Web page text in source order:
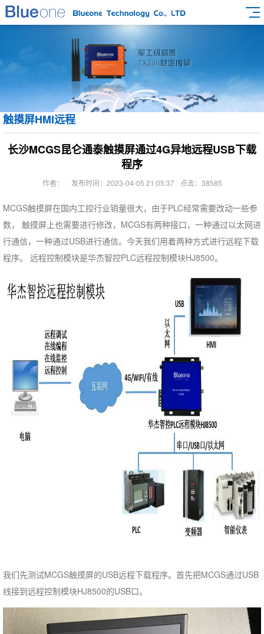
触摸屏HMI远程
长沙MCGS昆仑通泰触摸屏通过4G异地远程USB下载
程序
作者： 发布时间：2023-04-05 21:05:37 点击：38585
MCGS触摸屏在国内工控行业销量很大，由于PLC经常需要改动一些参
数， 触摸屏上也需要进行修改，MCGS有两种接口，一种通过以太网进
行通信，一种通过USB进行通信。今天我们用着两种方式进行远程下载
程序。 远程控制模块是华杰智控PLC远程控制模块HJ8500。
我们先测试MCGS触摸屏的USB远程下载程序。首先把MCGS通过USB
线接到远程控制模块HJ8500的USB口。